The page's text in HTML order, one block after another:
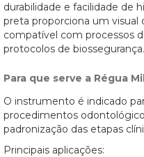
durabilidade e facilidade de
preta proporciona um visual
compatível com processos
protocolos de biossegurança.
Para que serve a Régua
O instrumento é indicado
procedimentos
padronização das etapas
Principais aplicações: